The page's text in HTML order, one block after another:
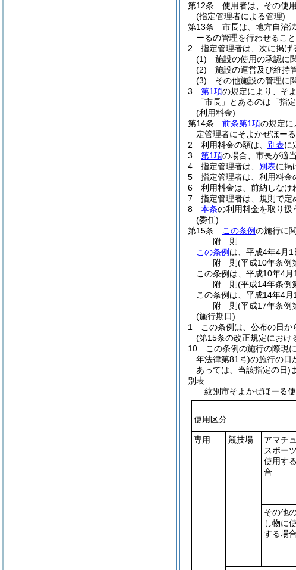
第12条
使用者は、その使
(指定管理者による管理)
第13条
市長は、地方自治
ーるの管理を行わせること
2
指定管理者は、次に掲げ
(1)
施設の使用の承認に
(2)
施設の運営及び維持
(3)
その他施設の管理に
3
第1項の規定により、そ
「市長」とあるのは「指
(利用料金)
第14条
前条第1項の規定に
定管理者にそよかぜほー
2
利用料金の額は、 別表に
3
第1項の場合、市長が適
4
指定管理者は、 別表に掲
5
指定管理者は、利用料金
6
利用料金は、前納しなけ
7
指定管理者は、規則で定
8
本条の利用料金を取り扱
(委任)
第15条
この条例の施行に
附 則
この条例 は、平成4年4月1
附 則(平成10年条例
この条例は、平成10年4月
附 則(平成14年条例
この条例は、平成14年4月
附 則(平成17年条例
(施行期日)
1
この条例は、公布の日か
(第15条の改正規定におけ
10
この条例の施行の際現
年法律第81号)の施行の日
あっては、当該指定の日)
別表
紋別市そよかぜほーる
使用区分
専用
競技場
アマチ
スポー
使用す
合
その他
し物に
する場合